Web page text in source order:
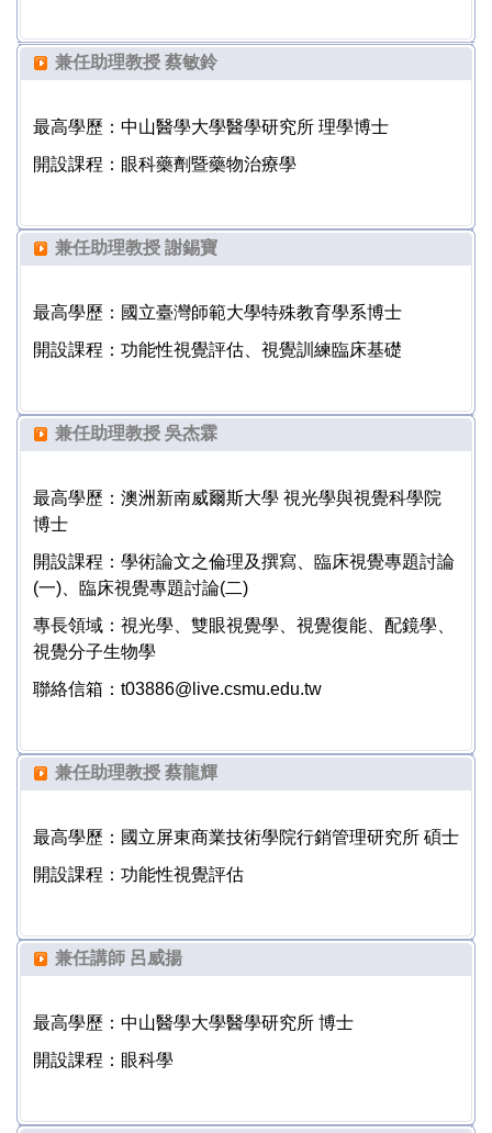
兼任助理教授 蔡敏鈴
最高學歷：中山醫學大學醫學研究所 理學博士
開設課程：眼科藥劑暨藥物治療學
兼任助理教授 謝錫寶
最高學歷： 國立臺灣師範大學特殊教育學系博士
開設課程：功能性視覺評估、視覺訓練臨床基礎
兼任助理教授 吳杰霖
最高學歷： 澳洲新南威爾斯大學 視光學與視覺科學院
博士
開設課程：學術論文之倫理及撰寫、臨床視覺專題討論
(一)、臨床視覺專題討論(二)
專長領域：視光學、雙眼視覺學、視覺復能、配鏡學、
視覺分子生物學
聯絡信箱：t03886@live.csmu.edu.tw
兼任助理教授 蔡龍輝
最高學歷：國立屏東商業技術學院行銷管理研究所 碩士
開設課程：功能性視覺評估
兼任講師 呂威揚
最高學歷：中山醫學大學醫學研究所 博士
開設課程：眼科學